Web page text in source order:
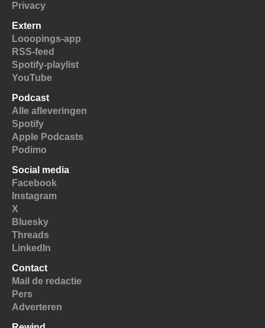
Privacy
Extern
Looopings-app
RSS-feed
Spotify-playlist
YouTube
Podcast
Alle afleveringen
Spotify
Apple Podcasts
Podimo
Social media
Facebook
Instagram
X
Bluesky
Threads
LinkedIn
Contact
Mail de redactie
Pers
Adverteren